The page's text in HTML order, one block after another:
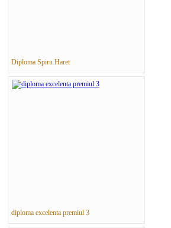
Diploma Spiru Haret
diploma excelenta premiul 3